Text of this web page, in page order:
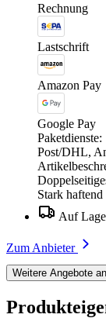
Rechnung
Lastschrift
Amazon Pay
Google Pay
Paketdienste:
Post/DHL,
Stark
Auf
Zum Anbieter
Weitere Angebote